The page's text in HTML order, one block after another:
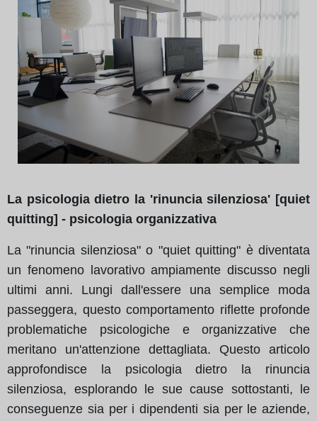
La psicologia dietro la 'rinuncia silenziosa' [quiet
quitting] - psicologia organizzativa
La "rinuncia silenziosa" o "quiet quitting" è diventata
un fenomeno lavorativo ampiamente discusso negli
ultimi anni. Lungi dall'essere una semplice moda
passeggera, questo comportamento riflette profonde
problematiche psicologiche e organizzative che
meritano un'attenzione dettagliata. Questo articolo
approfondisce la psicologia dietro la rinuncia
silenziosa, esplorando le sue cause sottostanti, le
conseguenze sia per i dipendenti sia per le aziende,